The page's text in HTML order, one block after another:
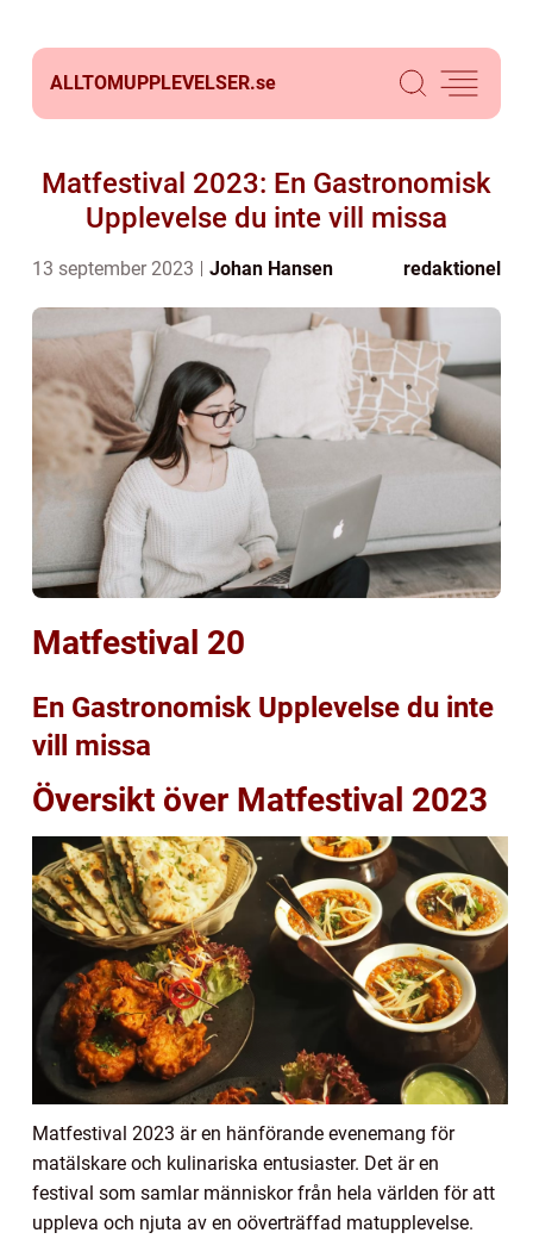
ALLTOMUPPLEVELSER.se
Matfestival 2023: En Gastronomisk
Upplevelse du inte vill missa
13 september 2023 Johan Hansen redaktionel
Matfestival 20
En Gastronomisk Upplevelse du inte
vill missa
Översikt över Matfestival 2023
Matfestival 2023 är en hänförande evenemang för
matälskare och kulinariska entusiaster. Det är en
festival som samlar människor från hela världen för att
uppleva och njuta av en oöverträffad matupplevelse.